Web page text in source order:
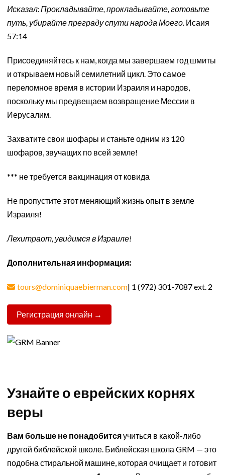
Исказал: Прокладывайте, прокладывайте, готовьте
путь, убирайте преграду спути народа Моего. Исаия
57:14
Присоединяйтесь к нам, когда мы завершаем год шмиты
и открываем новый семилетний цикл. Это самое
переломное время в истории Израиля и народов,
поскольку мы предвещаем возвращение Мессии в
Иерусалим.
Захватите свои шофары и станьте одним из 120
шофаров, звучащих по всей земле!
*** не требуется вакцинация от ковида
Не пропустите этот меняющий жизнь опыт в земле
Израиля!
Лехитраот, увидимся в Израиле!
Дополнительная информация:
tours@dominiquaebierman.com| 1 (972) 301-7087 ext. 2
Регистрация онлайн →
Узнайте о еврейских корнях
веры
Вам больше не понадобитсяучиться в какой-либо
другой библейской школе. Библейская школа GRM — это
подобна стиральной машине, которая очищает и готовит